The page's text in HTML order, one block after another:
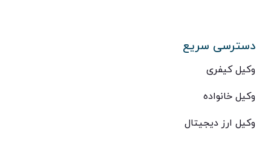
دسترسی سریع
وکیل کیفری
وکیل خانواده
وکیل ارز دیجیتال